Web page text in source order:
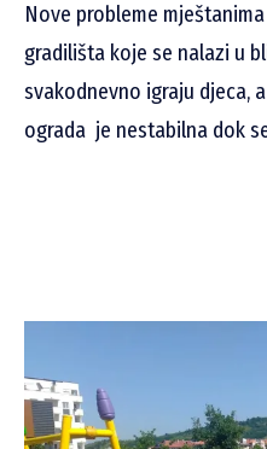
Nove probleme
gradilišta koje se nalazi u
svakodnevno igraju djeca,
ograda je nestabilna dok